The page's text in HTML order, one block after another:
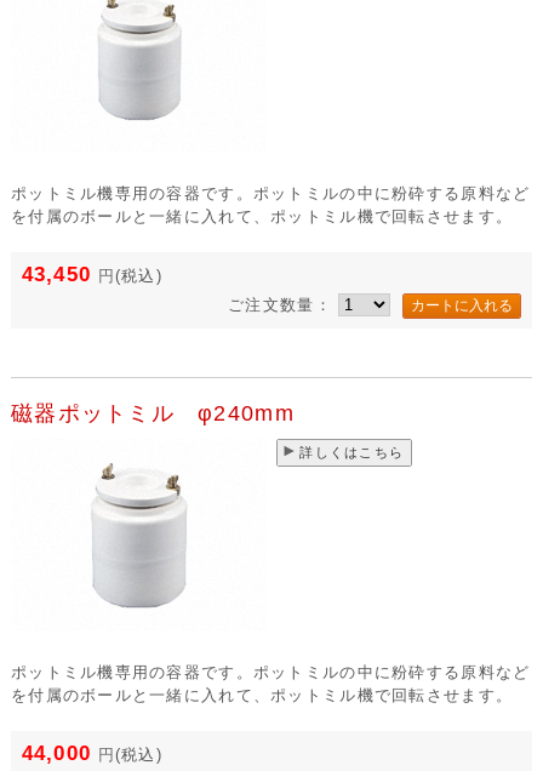
ポットミル機専用の容器です。ポットミルの中に粉砕する原料など
を付属のボールと一緒に入れて、ポットミル機で回転させます。
43,450 円 (税込)
ご注文数量：
磁器ポットミル φ240mm
詳しくはこちら
ポットミル機専用の容器です。ポットミルの中に粉砕する原料など
を付属のボールと一緒に入れて、ポットミル機で回転させます。
44,000 円 (税込)